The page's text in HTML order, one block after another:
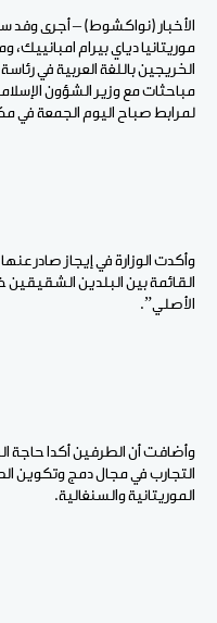
الأخبار (نواكشوط) – أجرى وفد
موريتانيا دياي بيرام امبانييك،
الخريجين باللغة العربية في
مباحثات مع وزير الشؤون
لمرابط صباح اليوم الجمعة في
وأكدت الوزارة في إيجاز صادر
القائمة بين البلدين الشقيقين
الأصلي”.
وأضافت أن الطرفين أكدا حاجة
التجارب في مجال دمج وتكوين
الموريتانية والسنغالية.